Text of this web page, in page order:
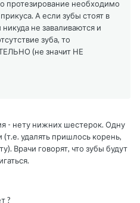
протезирование необходимо
А если зубы стоят в
не заваливаются и
зуба, то
(не значит НЕ
- нету нижних шестерок. Одну
удалять пришлось корень,
Врачи говорят, что зубы будут
?